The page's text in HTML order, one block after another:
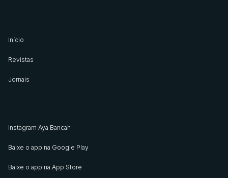
Início
Revistas
Jornais
Instagram Aya Bancah
Baixe o app na Google Play
Baixe o app na App Store